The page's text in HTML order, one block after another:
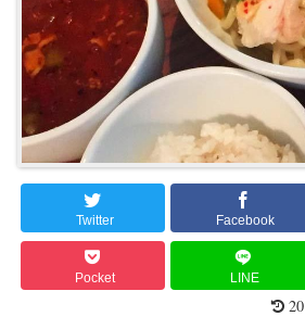
Twitter Facebook
Pocket LINE